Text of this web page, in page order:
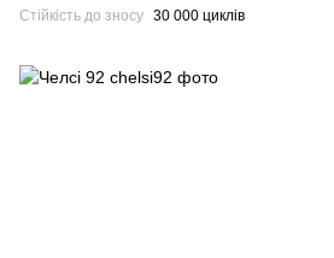
Стійкість до зносу 30 000 циклів